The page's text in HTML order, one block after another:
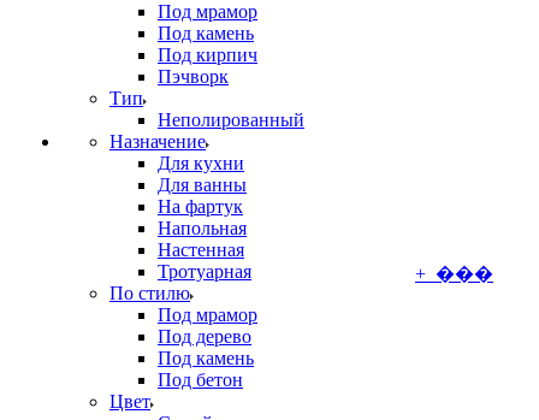
Под мрамор
Под камень
Под кирпич
Пэчворк
Тип
Неполированный
Назначение
Для кухни
Для ванны
На фартук
Напольная
Настенная
Тротуарная
По стилю
Под мрамор
Под дерево
Под камень
Под бетон
Цвет
+ ���